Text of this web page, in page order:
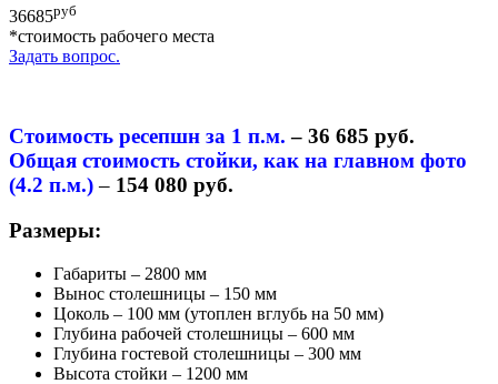
36685руб
*cтоимость рабочего места
Задать вопрос.
Стоимость ресепшн за 1 п.м. – 36 685 руб.
Общая стоимость стойки, как на главном фото
(4.2 п.м.)– 154 080 руб.
Размеры:
Габариты – 2800 мм
Вынос столешницы – 150 мм
Цоколь – 100 мм (утоплен вглубь на 50 мм)
Глубина рабочей столешницы – 600 мм
Глубина гостевой столешницы – 300 мм
Высота стойки – 1200 мм